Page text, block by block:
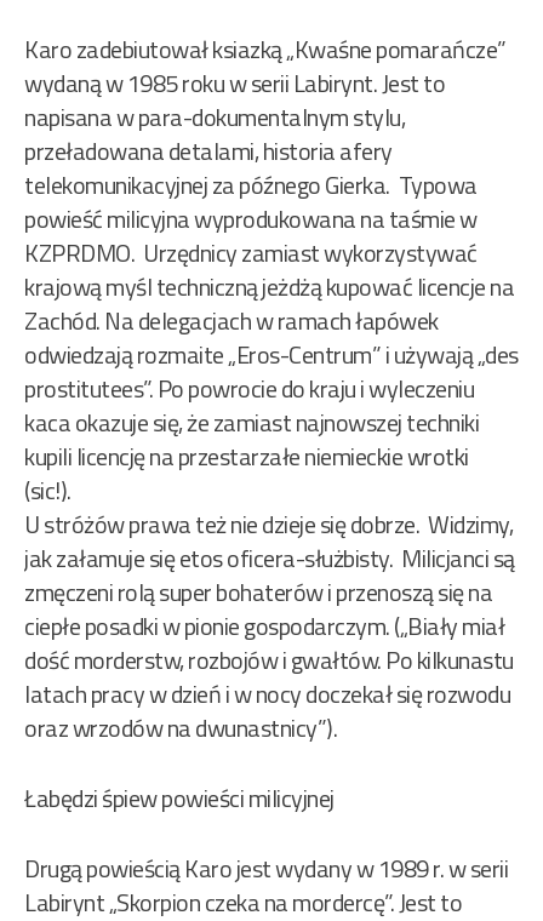
Karo zadebiutował ksiazką „Kwaśne pomarańcze”
wydaną w 1985 roku w serii Labirynt. Jest to
napisana w para-dokumentalnym stylu,
przeładowana detalami, historia afery
telekomunikacyjnej za późnego Gierka. Typowa
powieść milicyjna wyprodukowana na taśmie w
KZPRDMO. Urzędnicy zamiast wykorzystywać
krajową myśl techniczną jeżdżą kupować licencje na
Zachód. Na delegacjach w ramach łapówek
odwiedzają rozmaite „Eros-Centrum” i używają „des
prostitutees”. Po powrocie do kraju i wyleczeniu
kaca okazuje się, że zamiast najnowszej techniki
kupili licencję na przestarzałe niemieckie wrotki
(sic!).
U stróżów prawa też nie dzieje się dobrze. Widzimy,
jak załamuje się etos oficera-służbisty. Milicjanci są
zmęczeni rolą super bohaterów i przenoszą się na
ciepłe posadki w pionie gospodarczym. („Biały miał
dość morderstw, rozbojów i gwałtów. Po kilkunastu
latach pracy w dzień i w nocy doczekał się rozwodu
oraz wrzodów na dwunastnicy”).
Łabędzi śpiew powieści milicyjnej
Drugą powieścią Karo jest wydany w 1989 r. w serii
Labirynt „Skorpion czeka na mordercę”. Jest to